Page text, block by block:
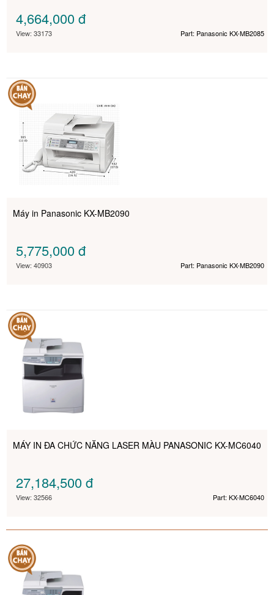
4,664,000đ
View: 33173 Part: Panasonic KX-MB2085
Máy in Panasonic KX-MB2090
5,775,000đ
View: 40903 Part: Panasonic KX-MB2090
MÁY IN ĐA CHỨC NĂNG LASER MÀU PANASONIC KX-MC6040
27,184,500đ
View: 32566 Part: KX-MC6040